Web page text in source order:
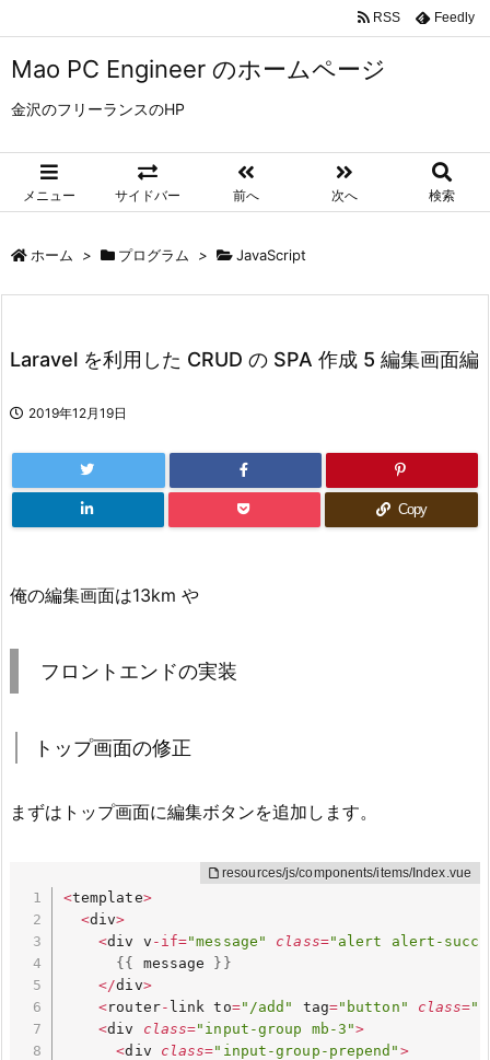
Mao PC Engineer のホームページ
金沢のフリーランスのHP
メニュー サイドバー 前へ 次へ 検索
RSS Feedly
ホーム > プログラム > JavaScript
Laravel を利用した CRUD の SPA 作成 5 編集画面編
2019年12月19日
Copy
俺の編集画面は13km や
フロントエンドの実装
トップ画面の修正
まずはトップ画面に編集ボタンを追加します。
<template>
<div>
<div v - if="message" class="alert alert-
{ { message } }
</div>
<router- link to="/add" tag="button" class=
<div class="input-group mb-3">
<div class="input-group-prepend" >